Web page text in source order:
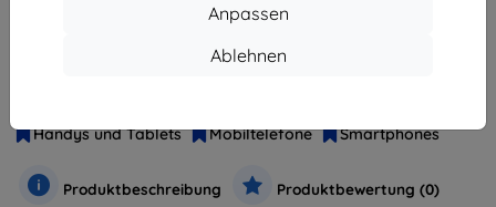
Anpassen
Ablehnen
Handys und Tablets
Mobiltelefone Smartphones
Produktbeschreibung Produktbewertung (0)